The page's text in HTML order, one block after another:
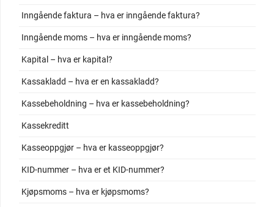
Inngående faktura – hva er inngående faktura?
Inngående moms – hva er inngående moms?
Kapital – hva er kapital?
Kassakladd – hva er en kassakladd?
Kassebeholdning – hva er kassebeholdning?
Kassekreditt
Kasseoppgjør – hva er kasseoppgjør?
KID-nummer – hva er et KID-nummer?
Kjøpsmoms – hva er kjøpsmoms?